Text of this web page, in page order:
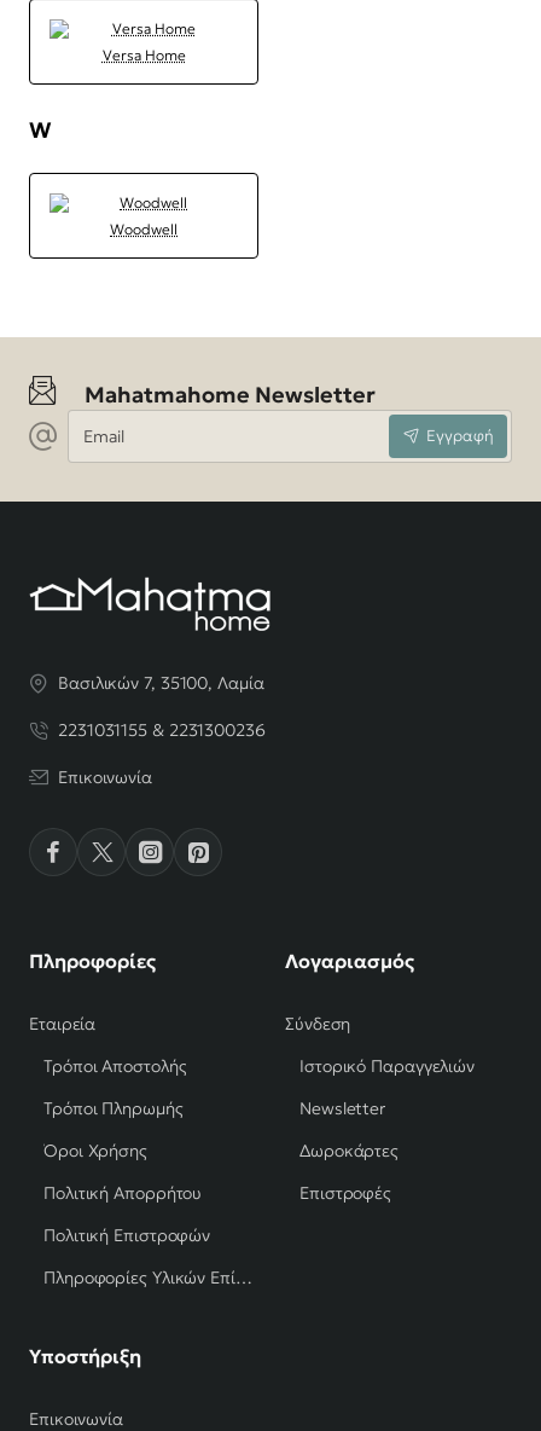
Versa Home
W
Woodwell
Mahatmahome Newsletter
Email
Εγγραφή
Βασιλικών 7, 35100, Λαμία
2231031155 & 2231300236
Επικοινωνία
Πληροφορίες
Εταιρεία
Τρόποι Αποστολής
Τρόποι Πληρωμής
Όροι Χρήσης
Πολιτική Απορρήτου
Πολιτική Επιστροφών
Πληροφορίες Υλικών Επίπλων
Λογαριασμός
Σύνδεση
Ιστορικό Παραγγελιών
Newsletter
Δωροκάρτες
Επιστροφές
Υποστήριξη
Επικοινωνία